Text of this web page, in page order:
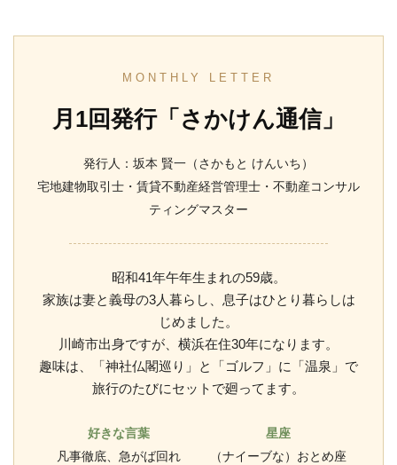
MONTHLY LETTER
月1回発行「さかけん通信」
発行人：坂本 賢一（さかもと けんいち）
宅地建物取引士・賃貸不動産経営管理士・不動産コンサル
ティングマスター
昭和41年午年生まれの59歳。
家族は妻と義母の3人暮らし、息子はひとり暮らしは
じめました。
川崎市出身ですが、横浜在住30年になります。
趣味は、「神社仏閣巡り」と「ゴルフ」に「温泉」で
旅行のたびにセットで廻ってます。
好きな言葉
凡事徹底、急がば回れ
星座
（ナイーブな）おとめ座